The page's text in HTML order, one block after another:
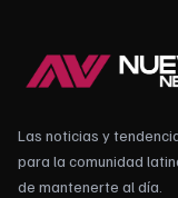
Las noticias y
para la comunidad
de mantenerte al día.